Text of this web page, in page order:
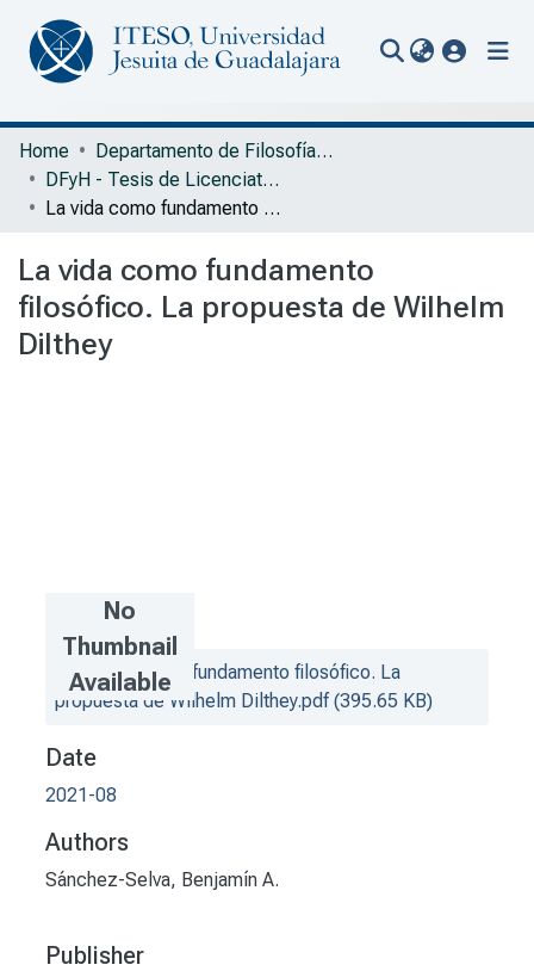
Communities & Collections
All of Repository
Portal Biblioteca
Home
Departamento de Filosofía y Humanidades
DFyH - Tesis de Licenciatura en Filosofía y Ciencias Sociales
La vida como fundamento filosófico. La propuesta de Wilhelm Dilthey
La vida como fundamento
filosófico. La propuesta de Wilhelm
Dilthey
No
Thumbnail
Available
La vida como fundamento filosófico. La
propuesta de Wilhelm Dilthey.pdf(395.65 KB)
Date
2021-08
Authors
Sánchez-Selva, Benjamín A.
Publisher